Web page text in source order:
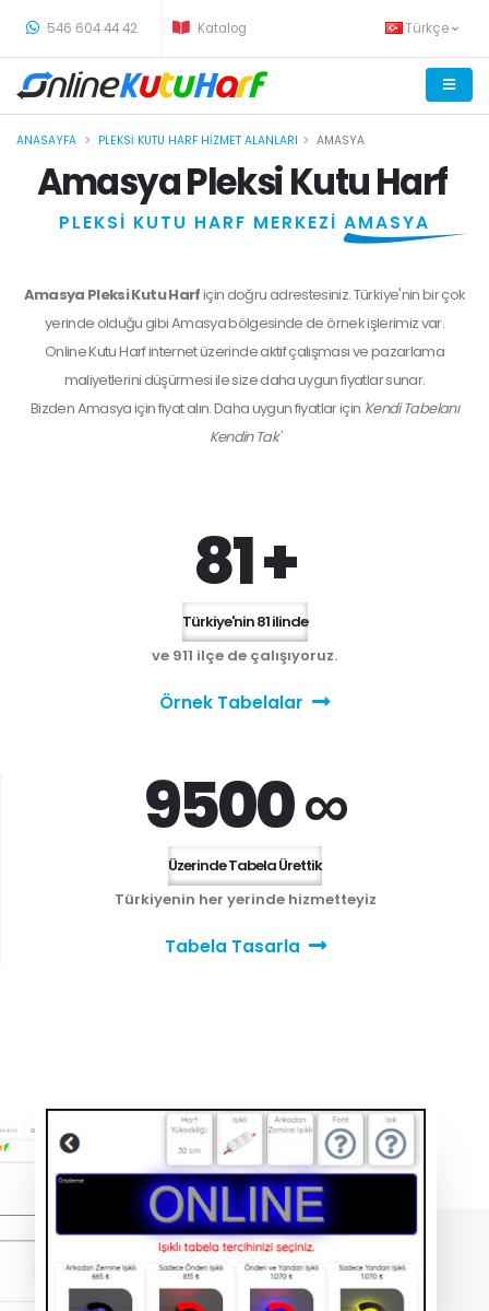
546 604 44 42 Katalog Türkçe
ANASAYFA PLEKSI KUTU HARF HIZMET ALANLARI AMASYA
Amasya Pleksi Kutu Harf
PLEKSİ KUTU HARF MERKEZİ AMASYA
Amasya Pleksi Kutu Harfiçin doğru adrestesiniz. Türkiye'nin bir çok
yerinde olduğu gibi Amasya bölgesinde de örnek işlerimiz var.
Online Kutu Harf internet üzerinde aktif çalışması ve pazarlama
maliyetlerini düşürmesi ile size daha uygun fiyatlar sunar.
BizdenAmasyaiçin fiyat alın. Daha uygun fiyatlar için 'Kendi Tabelanı
Kendin Tak'
81 +
Türkiye'nin 81 ilinde
ve 911 ilçe de çalışıyoruz.
Örnek Tabelalar
9500 ∞
Üzerinde Tabela Ürettik
Türkiyenin her yerinde hizmetteyiz
Tabela Tasarla